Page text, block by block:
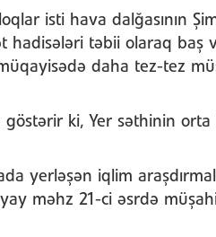
isti hava dalğasının
hadisələri təbii olaraq baş
daha tez-tez
göstərir ki, Yer səthinin
yerləşən iqlim
məhz 21-ci əsrdə